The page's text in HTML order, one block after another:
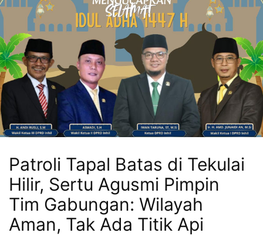
Patroli Tapal Batas di Tekulai
Hilir, Sertu Agusmi Pimpin
Tim Gabungan: Wilayah
Aman, Tak Ada Titik Api